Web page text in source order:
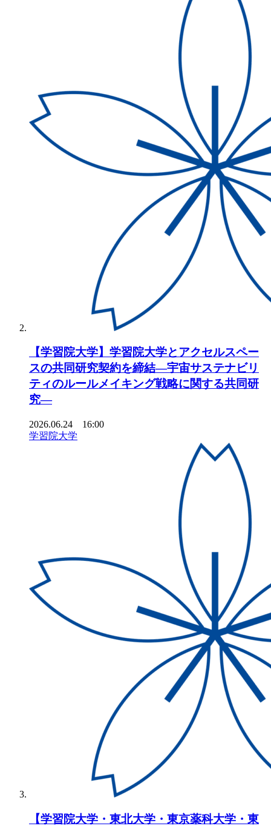
【学習院大学】学習院大学とアクセルスペー
スの共同研究契約を締結―宇宙サステナビリ
ティのルールメイキング戦略に関する共同研
究―
2026.06.24 16:00
学習院大学
【学習院大学・東北大学・東京薬科大学・東